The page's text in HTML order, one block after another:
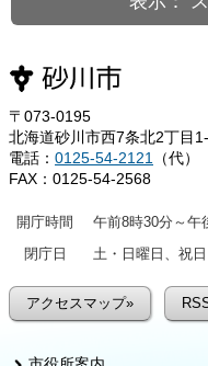
〒073-0195
北海道砂川市西7条北2丁目
電話： 0125-54-2121
（代）
FAX：0125-54-2568
開庁時間
午前8時30分～午
閉庁日
土・日曜日、祝
アクセスマップ»